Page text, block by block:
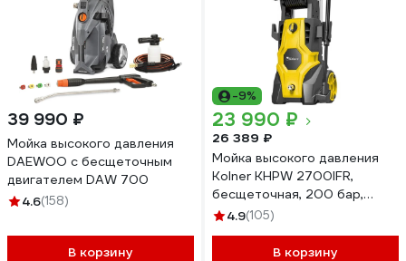
39 990 ₽
Мойка высокого давления
DAEWOO с бесщеточным
двигателем DAW 700
4.6(158)
В корзину
-9%
23 990 ₽
26 389 ₽
Мойка высокого давления
Kolner KHPW 2700IFR,
бесщеточная, 200 бар,
2700 Вт, 500 л/ч,шланг 12м,
4.9(105)
В корзину